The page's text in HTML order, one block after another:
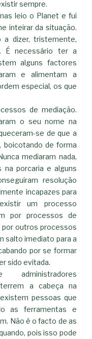
sempre.
leio o Planet e fui
inteirar da situação.
a dizer, tristemente,
É necessário ter a
alguns factores
e alimentam a
especial, os que
de mediação.
o seu nome na
se de que a
boicotando de forma
mediaram nada,
na porcaria e alguns
resolução
incapazes para
um processo
por processos de
outros processos
salto imediato para a
por se formar
sido evitada.
a cabeça na
pessoas que
as ferramentas e
Não é o facto de as
pois isso pode